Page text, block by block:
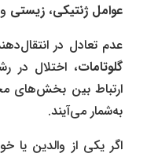
عوامل ژنتیکی، زیستی و
عدم تعادل در
گلوتامات، اختلال در
ارتباط بین بخش‌های
به‌شمار می‌آیند.
اگر یکی از والدین یا